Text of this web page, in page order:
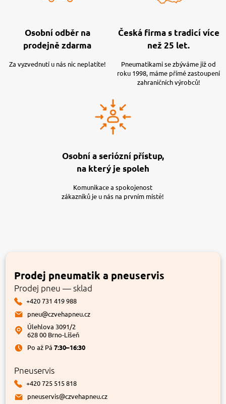
Osobní odběr na
prodejně zdarma
Za vyzvednutí u nás nic neplatíte!
Česká firma s tradicí více
než 25 let.
Pneumatikami se zbýváme již od
roku 1998, máme přímé zastoupení
zahraničních výrobců!
Osobní a seriózní přístup,
na který je spoleh
Komunikace a spokojenost
zákazníků je u nás na prvním místě!
Prodej pneumatik a pneuservis
Prodej pneu — sklad
+420 731 419 988
pneu@czvehapneu.cz
Úlehlova 3091/2
628 00 Brno-Líšeň
Po až Pá7:30–16:30
Pneuservis
+420 725 515 818
pneuservis@czvehapneu.cz